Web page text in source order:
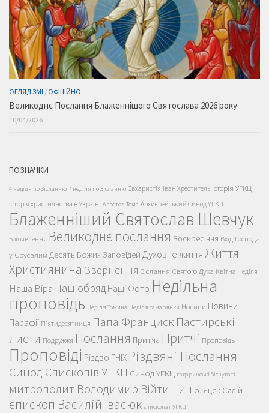
ОГЛЯД ЗМІ / ОФІЦІЙНО
Великоднє Послання Блаженнішого Святослава 2026 року
10/04/2026
ПОЗНАЧКИ
4 неділя по Зісланню 7 неділя по Зісланню Євхаристія Іван Хреститель Історія УГКЦ
Історія християнства в Україні Апостол Тома Архиєрейський Синод УГКЦ
Блаженніший Святослав Шевчук
Богоявлення Великоднє послання Воскресіння Вхід Господа
у Єрусалим Десять Божих Заповідей Духовне життяЖиття
Християнина Звернення Зіслання Святого Духа Квітна Неділя
Наша Віра Наш обряд Наші Фото Недільна
проповідь Неділя Томина Неділя самарянки Новини Новини
Парафії П'ятидесятниця Папа Франциск Пастирські
листи Подружжя Послання Притча Притчі Проповідь
Проповіді Різдво ГНІХ Різдвяні Послання
Синод Єпископів УГКЦ Синод УГКЦ гадаринські біснуваті
митрополит Володимир Війтишин о. Яцек Салій
єпископ Василій Івасюк єпископат УГКЦ